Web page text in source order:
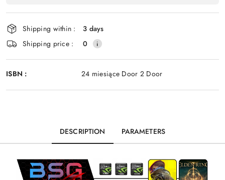
and
delivery
Shipping within :
3 days
Shipping price :
0
ISBN : 24 miesiące Door 2 Door
DESCRIPTION PARAMETERS